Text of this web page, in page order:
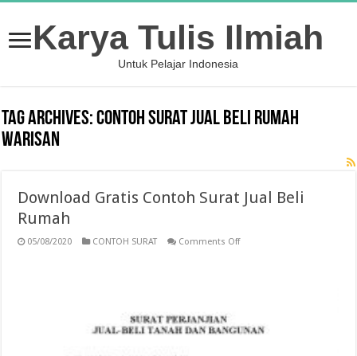
Karya Tulis Ilmiah
Untuk Pelajar Indonesia
Tag Archives:contoh surat jual beli rumah
warisan
Download Gratis Contoh Surat Jual Beli
Rumah
05/08/2020 CONTOH SURAT Comments Offon